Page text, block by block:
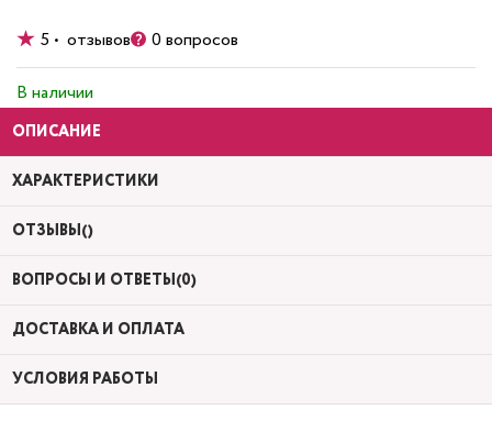
5 • отзывов 0 вопросов
В наличии
ОПИСАНИЕ
ХАРАКТЕРИСТИКИ
ОТЗЫВЫ()
ВОПРОСЫ И ОТВЕТЫ(0)
ДОСТАВКА И ОПЛАТА
УСЛОВИЯ РАБОТЫ